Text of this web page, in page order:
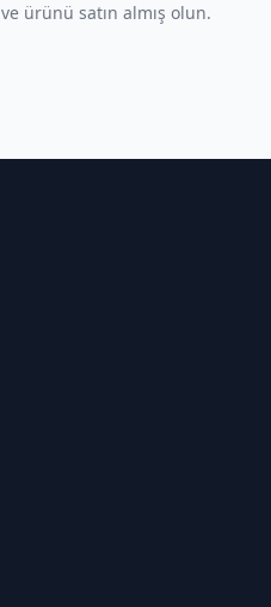
ve ürünü satın almış olun.